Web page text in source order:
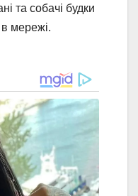
та собачі будки
мережі.